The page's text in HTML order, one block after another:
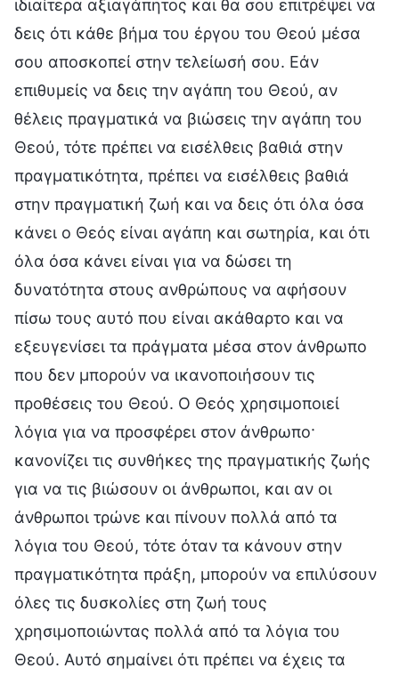
ιδιαίτερα αξιαγάπητος και θα σου επιτρέψει να
δεις ότι κάθε βήμα του έργου του Θεού μέσα
σου αποσκοπεί στην τελείωσή σου. Εάν
επιθυμείς να δεις την αγάπη του Θεού, αν
θέλεις πραγματικά να βιώσεις την αγάπη του
Θεού, τότε πρέπει να εισέλθεις βαθιά στην
πραγματικότητα, πρέπει να εισέλθεις βαθιά
στην πραγματική ζωή και να δεις ότι όλα όσα
κάνει ο Θεός είναι αγάπη και σωτηρία, και ότι
όλα όσα κάνει είναι για να δώσει τη
δυνατότητα στους ανθρώπους να αφήσουν
πίσω τους αυτό που είναι ακάθαρτο και να
εξευγενίσει τα πράγματα μέσα στον άνθρωπο
που δεν μπορούν να ικανοποιήσουν τις
προθέσεις του Θεού. Ο Θεός χρησιμοποιεί
λόγια για να προσφέρει στον άνθρωπο·
κανονίζει τις συνθήκες της πραγματικής ζωής
για να τις βιώσουν οι άνθρωποι, και αν οι
άνθρωποι τρώνε και πίνουν πολλά από τα
λόγια του Θεού, τότε όταν τα κάνουν στην
πραγματικότητα πράξη, μπορούν να επιλύσουν
όλες τις δυσκολίες στη ζωή τους
χρησιμοποιώντας πολλά από τα λόγια του
Θεού. Αυτό σημαίνει ότι πρέπει να έχεις τα